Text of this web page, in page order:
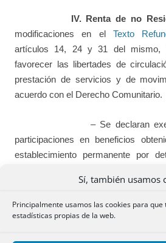
Sí, también usamos
Principalmente usamos las cookies para
estadísticas propias de la web.
IV. Renta de no
modificaciones en el Texto
artículos 14, 24 y 31 del mismo,
favorecer las libertades de
prestación de servicios y de
acuerdo con el Derecho Comunitario.
– Se declaran exentos
participaciones en beneficios
establecimiento permanente por
– Se establecen reglas
determinación de la base imponible